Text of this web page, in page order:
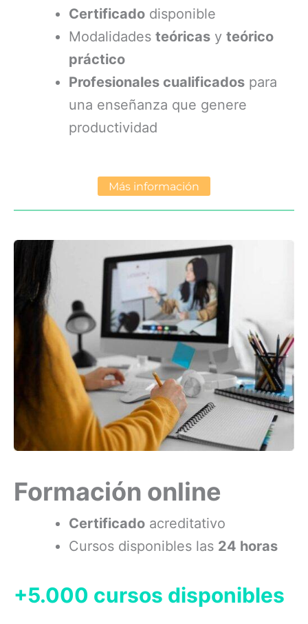
Certificado disponible
Modalidades teóricas y teórico
práctico
Profesionales cualificados para
una enseñanza que genere
productividad
Más información
Formación online
Certificado acreditativo
Cursos disponibles las 24 horas
+5.000 cursos disponibles